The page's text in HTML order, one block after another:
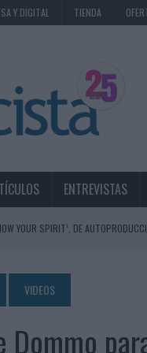
Y DIGITAL TIENDA
ENTREVISTAS
YOUR SPIRIT’, DE
MARCA CON UNA ESTRATEGIA
EL NUEVO SINGLE DE ARÓN PIPER EN
VIDEOS
Dommo